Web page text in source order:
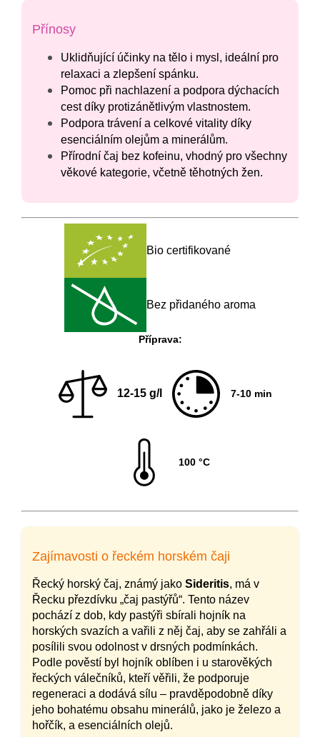
Přínosy
Uklidňující účinky na tělo i mysl, ideální pro
relaxaci a zlepšení spánku.
Pomoc při nachlazení a podpora dýchacích
cest díky protizánětlivým vlastnostem.
Podpora trávení a celkové vitality díky
esenciálním olejům a minerálům.
Přírodní čaj bez kofeinu, vhodný pro všechny
věkové kategorie, včetně těhotných žen.
Bio certifikované
Bez přidaného aroma
Příprava:
12-15 g/l 7-10 min
100 °C
Zajímavosti o řeckém horském čaji
Řecký horský čaj, známý jako Sideritis, má v
Řecku přezdívku „čaj pastýřů“. Tento název
pochází z dob, kdy pastýři sbírali hojník na
horských svazích a vařili z něj čaj, aby se zahřáli a
posílili svou odolnost v drsných podmínkách.
Podle pověstí byl hojník oblíben i u starověkých
řeckých válečníků, kteří věřili, že podporuje
regeneraci a dodává sílu – pravděpodobně díky
jeho bohatému obsahu minerálů, jako je železo a
hořčík, a esenciálních olejů.